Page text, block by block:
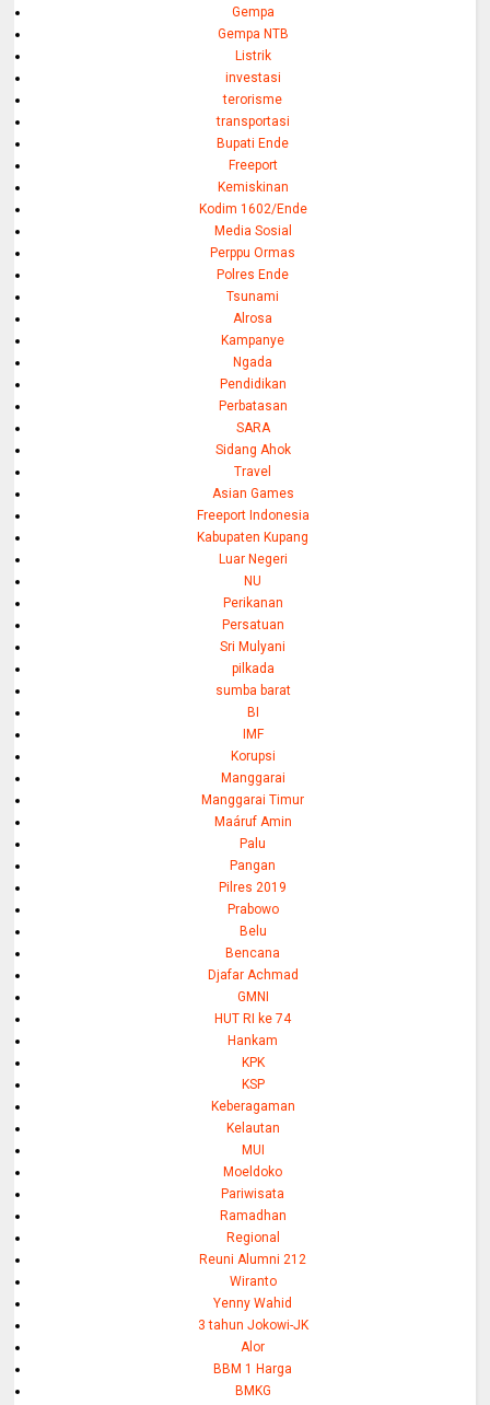
Gempa
Gempa NTB
Listrik
investasi
terorisme
transportasi
Bupati Ende
Freeport
Kemiskinan
Kodim 1602/Ende
Media Sosial
Perppu Ormas
Polres Ende
Tsunami
Alrosa
Kampanye
Ngada
Pendidikan
Perbatasan
SARA
Sidang Ahok
Travel
Asian Games
Freeport Indonesia
Kabupaten Kupang
Luar Negeri
NU
Perikanan
Persatuan
Sri Mulyani
pilkada
sumba barat
BI
IMF
Korupsi
Manggarai
Manggarai Timur
Maáruf Amin
Palu
Pangan
Pilres 2019
Prabowo
Belu
Bencana
Djafar Achmad
GMNI
HUT RI ke 74
Hankam
KPK
KSP
Keberagaman
Kelautan
MUI
Moeldoko
Pariwisata
Ramadhan
Regional
Reuni Alumni 212
Wiranto
Yenny Wahid
3 tahun Jokowi-JK
Alor
BBM 1 Harga
BMKG